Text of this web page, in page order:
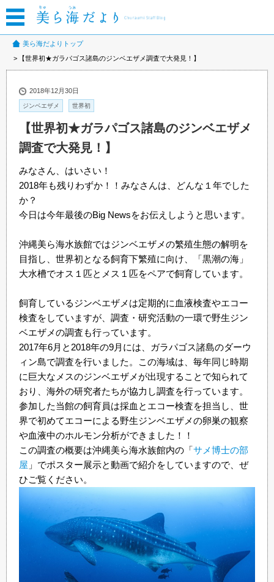
美ら海だよりトップ
【世界初★ガラパゴス諸島のジンベエザメ調査で大発見！】
2018年12月30日
ジンベエザメ 世界初
【世界初★ガラパゴス諸島のジンベエザメ
調査で大発見！】
みなさん、はいさい！
2018年も残りわずか！！みなさんは、どんな１年でした
か？
今日は今年最後のBig Newsをお伝えしようと思います。
沖縄美ら海水族館ではジンベエザメの繁殖生態の解明を
目指し、世界初となる飼育下繁殖に向け、「黒潮の海」
大水槽でオス１匹とメス１匹をペアで飼育しています。
飼育しているジンベエザメは定期的に血液検査やエコー
検査をしていますが、調査・研究活動の一環で野生ジン
ベエザメの調査も行っています。
2017年6月と2018年の9月には、ガラパゴス諸島のダーウ
ィン島で調査を行いました。この海域は、毎年同じ時期
に巨大なメスのジンベエザメが出現することで知られて
おり、海外の研究者たちが協力し調査を行っています。
参加した当館の飼育員は採血とエコー検査を担当し、世
界で初めてエコーによる野生ジンベエザメの卵巣の観察
や血液中のホルモン分析ができました！！
この調査の概要は沖縄美ら海水族館内の「サメ博士の部
屋 」でポスター展示と動画で紹介をしていますので、ぜ
ひご覧ください。